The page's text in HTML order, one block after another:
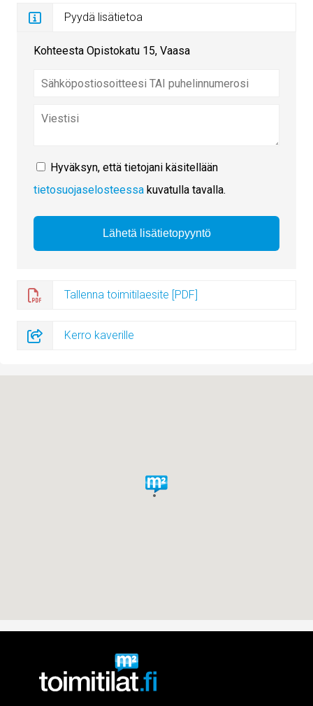
Pyydä lisätietoa
Kohteesta Opistokatu 15, Vaasa
Hyväksyn, että tietojani käsitellään
tietosuojaselosteessa kuvatulla tavalla.
Tallenna toimitilaesite [PDF]
Kerro kaverille